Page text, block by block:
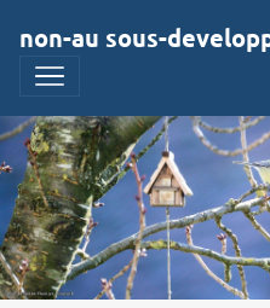
non-au sous-